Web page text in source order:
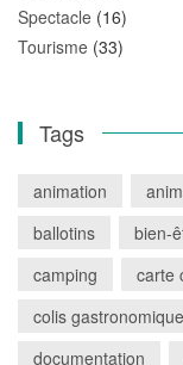
Spectacle (16)
Tourisme (33)
Tags
animation
ballotins
bien-
camping
carte
colis
documentation